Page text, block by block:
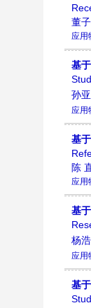
董
应用
基
孙
应用
基
陈
应用
基
杨
应用
基